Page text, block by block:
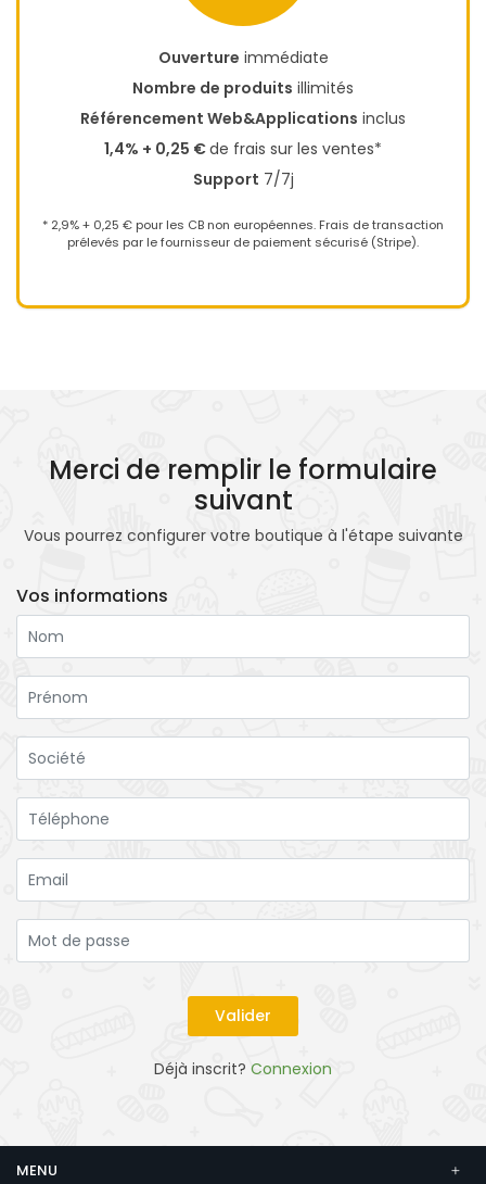
Ouverture immédiate
Nombre de produits illimités
Référencement Web&Applications inclus
1,4% + 0,25 €de frais sur les ventes*
Support 7/7j
* 2,9% + 0,25 € pour les CB non européennes. Frais de transaction
prélevés par le fournisseur de paiement sécurisé (Stripe).
Merci de remplir le formulaire
suivant
Vous pourrez configurer votre boutique à l'étape suivante
Vos informations
Déjà inscrit? Connexion
MENU